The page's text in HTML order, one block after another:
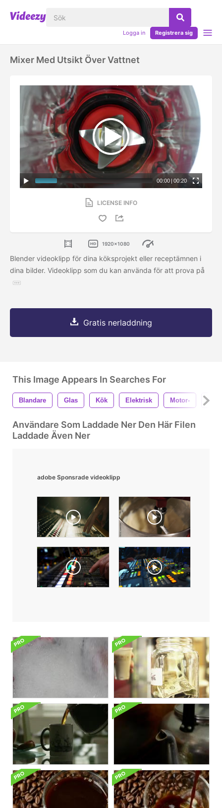
Logga in Registrera sig
Mixer Med Utsikt Över Vattnet
00:00 | 00:20
LICENSE INFO
1920x1080
Blender videoklipp för dina köksprojekt eller receptämnen i
dina bilder. Videoklipp som du kan använda för att prova på
Gratis nerladdning
This Image Appears In Searches For
Blandare Glas Kök Elektrisk Motor-
Användare Som Laddade Ner Den Här Filen
Laddade Även Ner
adobe Sponsrade videoklipp